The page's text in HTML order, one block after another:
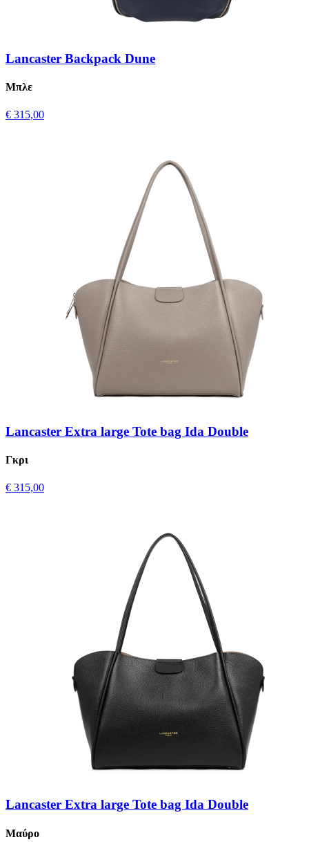
Lancaster Backpack Dune
Μπλε
€ 315,00
Lancaster Extra large Tote bag Ida Double
Γκρι
€ 315,00
Lancaster Extra large Tote bag Ida Double
Μαύρο